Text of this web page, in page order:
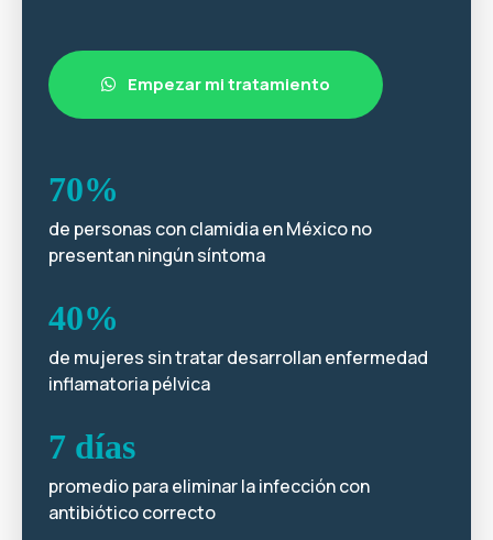
Empezar mi tratamiento
70%
de personas con clamidia en México no
presentan ningún síntoma
40%
de mujeres sin tratar desarrollan enfermedad
inflamatoria pélvica
7 días
promedio para eliminar la infección con
antibiótico correcto